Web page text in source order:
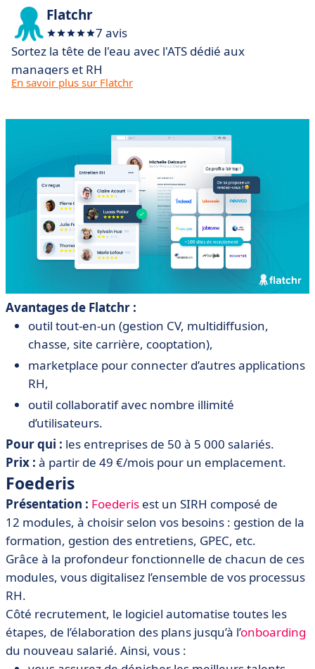
Flatchr
7 avis
Sortez la tête de l'eau avec l'ATS dédié aux
managers et RH
En savoir plus sur Flatchr
Avantages de Flatchr :
outil tout-en-un (gestion CV, multidiffusion,
chasse, site carrière, cooptation),
marketplace pour connecter d’autres applications
RH,
outil collaboratif avec nombre illimité
d’utilisateurs.
Pour qui : les entreprises de 50 à 5 000 salariés.
Prix : à partir de 49 €/mois pour un emplacement.
Foederis
Présentation : Foederis est un SIRH composé de
12 modules, à choisir selon vos besoins : gestion de la
formation, gestion des entretiens, GPEC, etc.
Grâce à la profondeur fonctionnelle de chacun de ces
modules, vous digitalisez l’ensemble de vos processus
RH.
Côté recrutement, le logiciel automatise toutes les
étapes, de l’élaboration des plans jusqu’à l’onboarding
du nouveau salarié. Ainsi, vous :